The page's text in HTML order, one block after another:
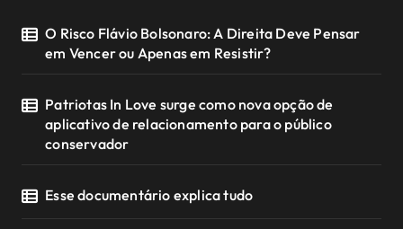
O Risco Flávio Bolsonaro: A Direita Deve Pensar
em Vencer ou Apenas em Resistir?
Patriotas In Love surge como nova opção de
aplicativo de relacionamento para o público
conservador
Esse documentário explica tudo